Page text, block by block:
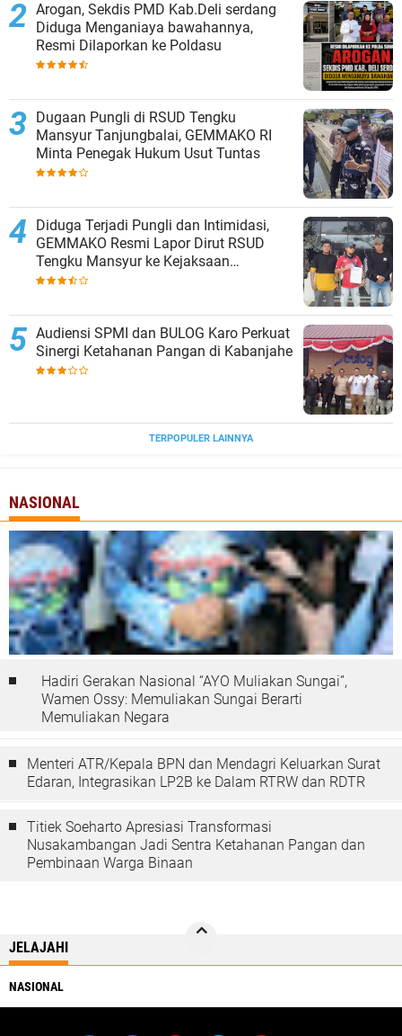
‎Arogan, Sekdis PMD Kab.Deli serdang
Diduga Menganiaya bawahannya,
Resmi Dilaporkan ke Poldasu
Dugaan Pungli di RSUD Tengku
Mansyur Tanjungbalai, GEMMAKO RI
Minta Penegak Hukum Usut Tuntas
Diduga Terjadi Pungli dan Intimidasi,
GEMMAKO Resmi Lapor Dirut RSUD
Tengku Mansyur ke Kejaksaan
Tanjungbalai
Audiensi SPMI dan BULOG Karo Perkuat
Sinergi Ketahanan Pangan di Kabanjahe
TERPOPULER LAINNYA
NASIONAL
Hadiri Gerakan Nasional “AYO Muliakan Sungai”,
Wamen Ossy: Memuliakan Sungai Berarti
Memuliakan Negara
Menteri ATR/Kepala BPN dan Mendagri Keluarkan Surat
Edaran, Integrasikan LP2B ke Dalam RTRW dan RDTR
Titiek Soeharto Apresiasi Transformasi
Nusakambangan Jadi Sentra Ketahanan Pangan dan
Pembinaan Warga Binaan
JELAJAHI
NASIONAL